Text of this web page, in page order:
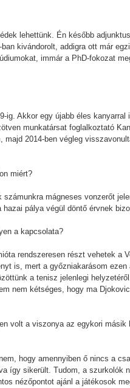
lehettünk. Én később
kivándorolt, addigra ott már
immár a PhD-fokozat
ig. Akkor egy újabb éles
munkatársat foglalkoztató
2014-ben végleg
miért?
mágneses vonzerőt
pálya végül döntő érvnek
a kapcsolata?
rendszeresen részt vehetek a
is, mert a győzniakarásom
a tenisz jelenlegi
nem kétséges, hogy ma
volt a viszonya az egykori
hogy amennyiben ő nincs a
így sikerült. Tudom, a szurkolók
nézőpontot ajánl a játékosok